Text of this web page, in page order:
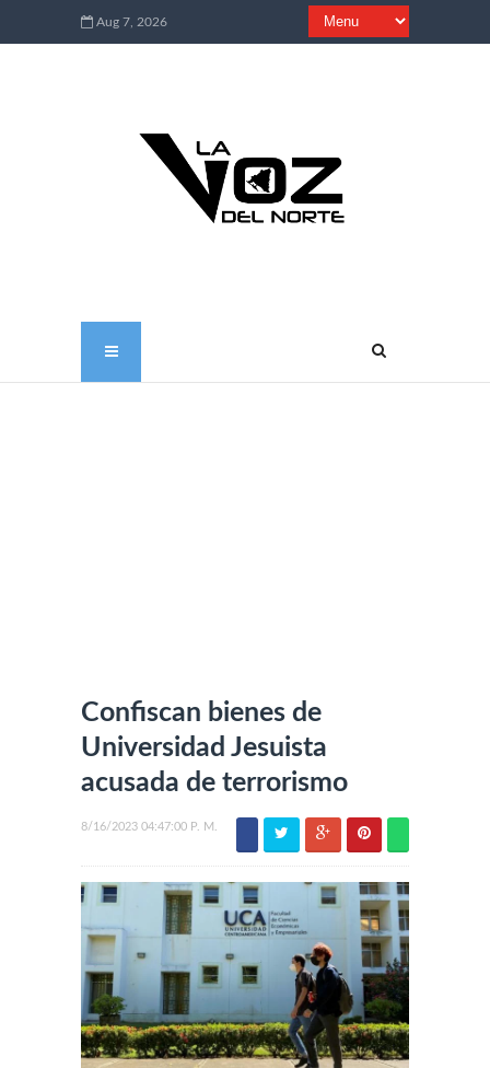
Aug 7, 2026
Confiscan bienes de
Universidad Jesuista
acusada de terrorismo
8/16/2023 04:47:00 P. M.